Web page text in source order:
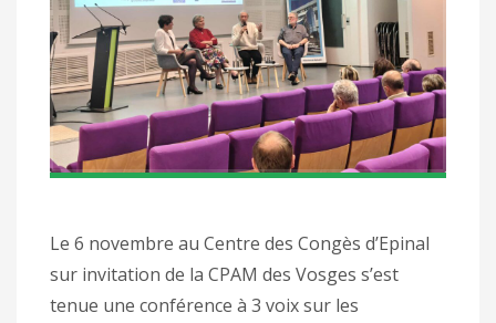
Le 6 novembre au Centre des Congès d’Epinal
sur invitation de la CPAM des Vosges s’est
tenue une conférence à 3 voix sur les